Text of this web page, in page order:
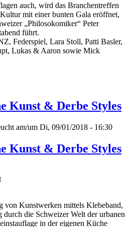
auch, wird das Branchentreffen
mit einer bunten Gala eröffnet,
„Philosokomiker“ Peter
führt.
Federspiel, Lara Stoll, Patti Basler,
Lukas & Aaron sowie Mick
Kunst & Derbe Styles
am/um Di, 09/01/2018 - 16:30
Kunst & Derbe Styles
von Kunstwerken mittels Klebeband,
die Schweizer Welt der urbanen
in der eigenen Küche